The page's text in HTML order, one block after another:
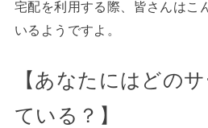
宅配を利用する際、皆さんはこ
いるようですよ。
【あなたにはどの
ている？】